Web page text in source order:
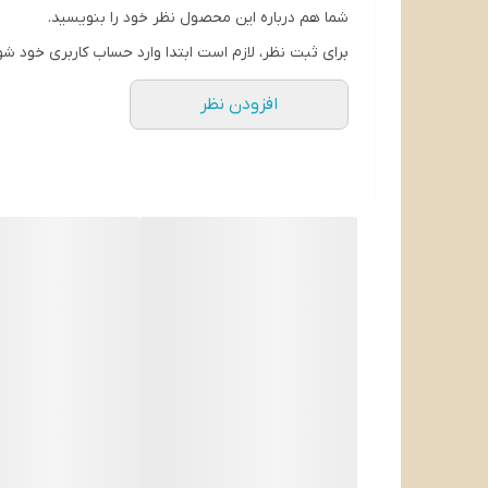
شما هم درباره این محصول نظر خود را بنویسید.
برای ثبت نظر، لازم است ابتدا وارد حساب کاربری خود
افزودن نظر